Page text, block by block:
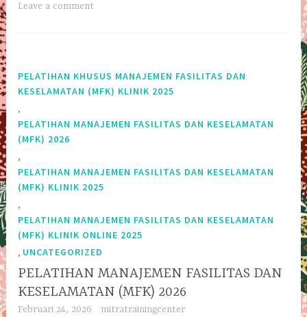
Leave a comment
PELATIHAN KHUSUS MANAJEMEN FASILITAS DAN
KESELAMATAN (MFK) KLINIK 2025
,
PELATIHAN MANAJEMEN FASILITAS DAN KESELAMATAN
(MFK) 2026
,
PELATIHAN MANAJEMEN FASILITAS DAN KESELAMATAN
(MFK) KLINIK 2025
,
PELATIHAN MANAJEMEN FASILITAS DAN KESELAMATAN
(MFK) KLINIK ONLINE 2025
, UNCATEGORIZED
PELATIHAN MANAJEMEN FASILITAS DAN
KESELAMATAN (MFK) 2026
Februari 24, 2026 mitratrainingcenter